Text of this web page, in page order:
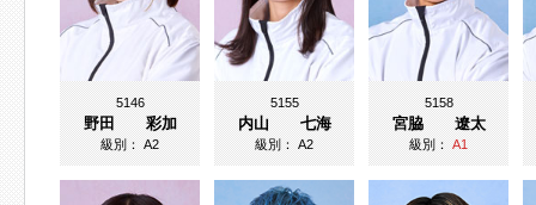
5146
野田 彩加
級別：A2
5155
内山 七海
級別：A2
5158
宮脇 遼太
級別：A1